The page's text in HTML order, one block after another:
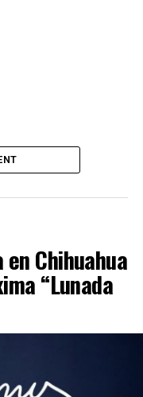
Chihuahua
“Lunada